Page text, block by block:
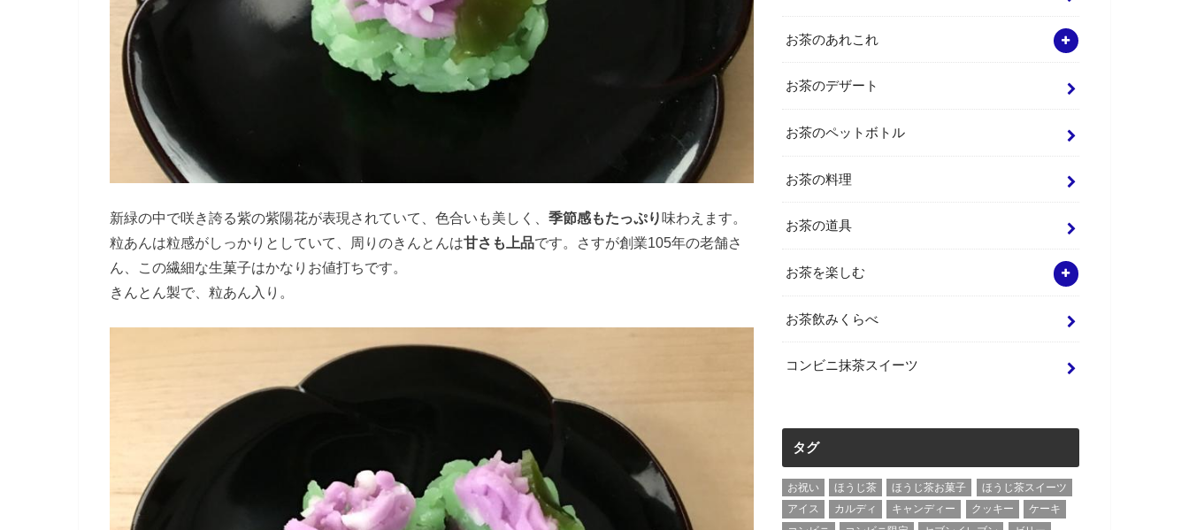
新緑の中で咲き誇る紫の紫陽花が表現されていて、色合いも美しく、 季節感もたっぷり味わえます。
粒あんは粒感がしっかりとしていて、周りのきんとんは甘さも上品です。さすが創業105年の老舗さ
ん、この繊細な生菓子はかなりお値打ちです。
きんとん製で、粒あん入り。
お茶のあれこれ
お茶のデザート
お茶のペットボトル
お茶の料理
お茶の道具
お茶を楽しむ
お茶飲みくらべ
コンビニ抹茶スイーツ
タグ
お祝い ほうじ茶 ほうじ茶お菓子
ほうじ茶スイーツ
アイス
カルディ キャンディー クッキー
ケーキ